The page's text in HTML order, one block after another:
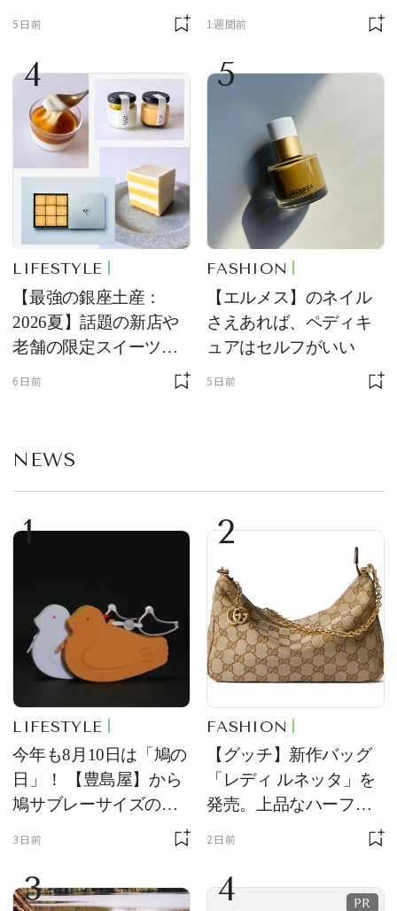
5日前 1週間前
4
LIFESTYLE
【最強の銀座土産：
2026夏】話題の新店や
老舗の限定スイーツを
ゲット【＃SPURおやつ
6日前
5
FASHION
【エルメス】のネイル
さえあれば、ペディキ
ュアはセルフがいい
5日前
NEWS
1
LIFESTYLE
今年も8月10日は「鳩の
日」！ 【豊島屋】から
鳩サブレーサイズのポ
ーチ「はとっこ」を限
3日前
2
FASHION
【グッチ】新作バッグ
「レディ ルネッタ」を
発売。上品なハーフム
ーン型がスタイリング
2日前
3 4